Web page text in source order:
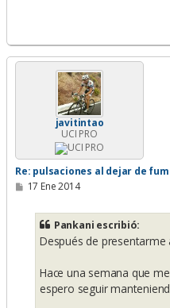
javitintao
UCI PRO
Re: pulsaciones al dejar de
M17 Ene 2014
Pankani escribió:
Después de
Hace una semana que
espero seguir